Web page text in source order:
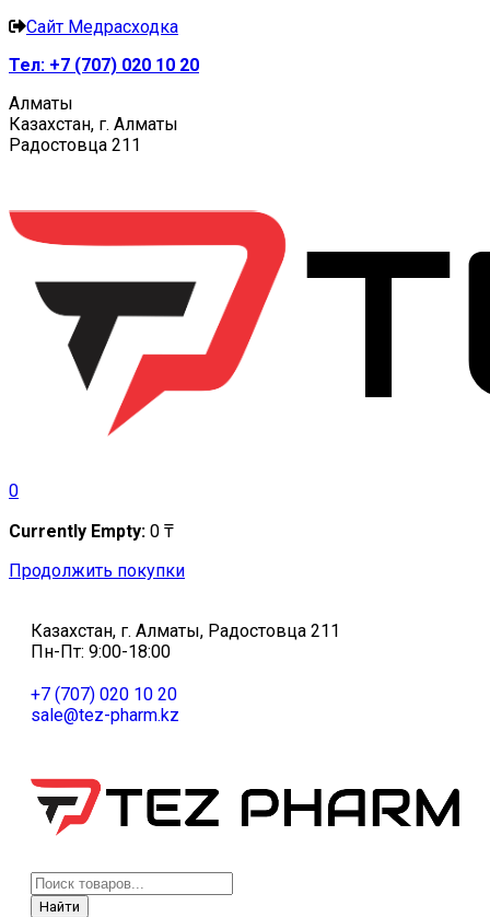
Сайт Медрасходка
Тел: +7 (707) 020 10 20
Алматы
Казахстан, г. Алматы
Радостовца 211
0
Currently Empty: 0 ₸
Продолжить покупки
Казахстан, г. Алматы, Радостовца 211
Пн-Пт: 9:00-18:00
+7 (707) 020 10 20
sale@tez-pharm.kz
Найти